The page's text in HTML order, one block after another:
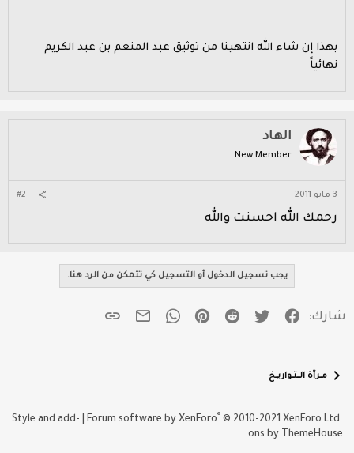
بهذا إن شاء الله انتهينا من توثيق عبد المنعم بن عبد الكريم
نهائياً
الهاد
New Member
3 مايو 2011 #2
رحمك الله احسنت والله
يجب تسجيل الدخول أو التسجيل كي تتمكن من الرد هنا.
شارك: فيسبوك
تويتر Reddit
Pinterest
WhatsAppالبريد الإلكتروني
مــرآة الـــتــواريــخ
Forum software by XenForo® © 2010-2021 XenForo Ltd.
Style and add-
ons by ThemeHouse